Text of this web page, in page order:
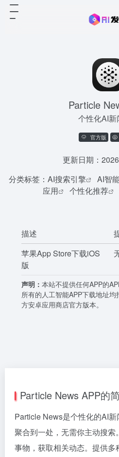
Particle
个性化AI新
官方版
更新日期：
分类标签： AI搜索引擎 AI智
应用
个性化推荐
描述
苹果App Store下载iOS
版
声明： 本站不提供任何APP的
所有的人工智能APP下载地址
方安卓应用商店官方版本。
Particle News APP的
Particle News是个性化的AI
聚合到一处，无需你主动搜索
事物，获取相关动态。提供多